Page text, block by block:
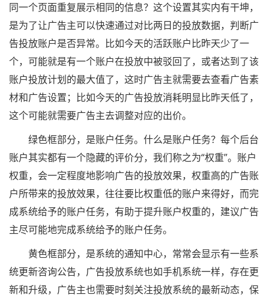
同一个页面重复展示相同的信息？这个设置其实内有干坤，
是为了让广告主可以快速通过对比两日的投放数据，判断广
告投放账户是否异常。比如今天的活跃账户比昨天少了一
个，可能就是有一个账户在投放中被驳回了，或者达到了该
账户投放计划的最大值了，这时广告主就需要去查看广告素
材和广告设置；比如今天的广告投放消耗明显比昨天低了，
这个可能就需要广告主去调整对应的出价。
绿色框部分，是账户任务。什么是账户任务？每个后台
账户其实都有一个隐藏的评价分，我们称之为“权重”。账户
权重，会一定程度地影响广告的投放效果，权重高的广告账
户所带来的投放效果，往往要比权重低的账户来得好，而完
成系统给予的账户任务，有助于提升账户权重的，建议广告
主尽可能地完成系统给予的账户任务。
黄色框部分，是系统的通知中心，常常会显示有一些系
统更新咨询公告，广告投放系统也如手机系统一样，存在更
新和升级，广告主也需要时刻关注投放系统的最新动态，保